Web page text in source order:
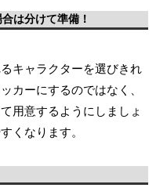
は分けて準備！
キャラクターを選びきれ
ーにするのではなく、
用意するようにしましょ
くなります。